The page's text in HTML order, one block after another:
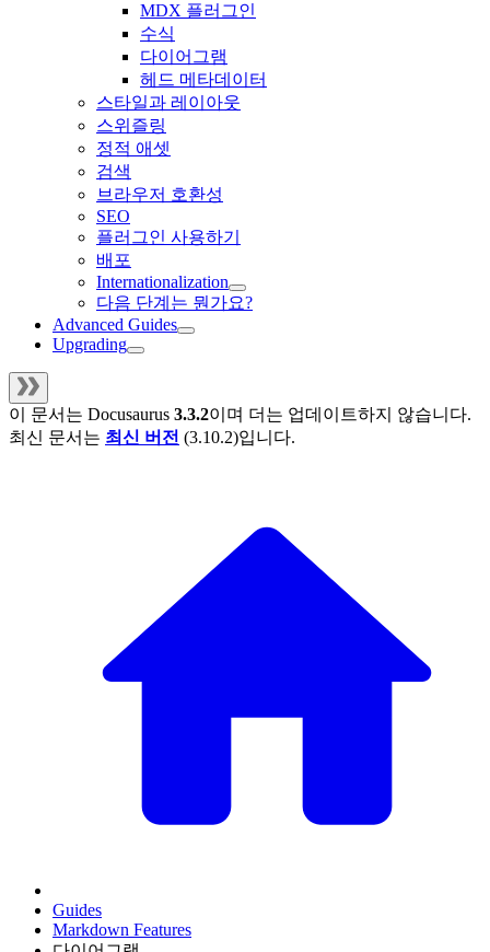
MDX 플러그인
수식
다이어그램
헤드 메타데이터
스타일과 레이아웃
스위즐링
정적 애셋
검색
브라우저 호환성
SEO
플러그인 사용하기
배포
Internationalization
다음 단계는 뭔가요?
Advanced Guides
Upgrading
이 문서는 Docusaurus 3.3.2이며 더는 업데이트하지 않습니다.
최신 문서는 최신 버전 (3.10.2)입니다.
Guides
Markdown Features